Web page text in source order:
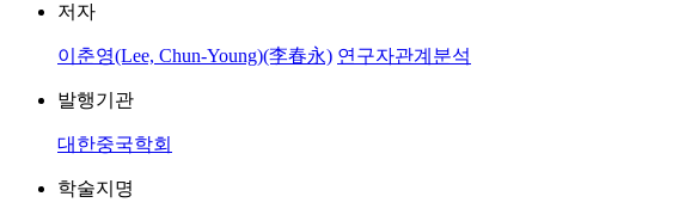
저자
이춘영(Lee, Chun-Young)(李春永) 연구자관계분석
발행기관
대한중국학회
학술지명